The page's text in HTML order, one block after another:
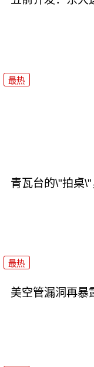
最热
青瓦台的\"拍桌\"
最热
美空管漏洞再暴